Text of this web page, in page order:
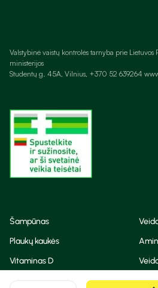
Valstybinė vaistų kontrolės tarnyba prie Lietuvos
ministerijos
Studentų g. 45A, Vilnius, +370 52 639264
Šampūnas
Plaukų kaukės
Vitaminas D
Korėjietiška kosmetika